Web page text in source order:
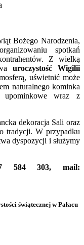
Bożego Narodzenia,
spotkań
Z wielką
uroczystość Wigilii
uświetnić może
naturalnego kominka
upominkowe wraz z
dekoracja Sali oraz
tradycji. W przypadku
dyspozycji i służymy
584 303, mail:
świątecznej w Pałacu